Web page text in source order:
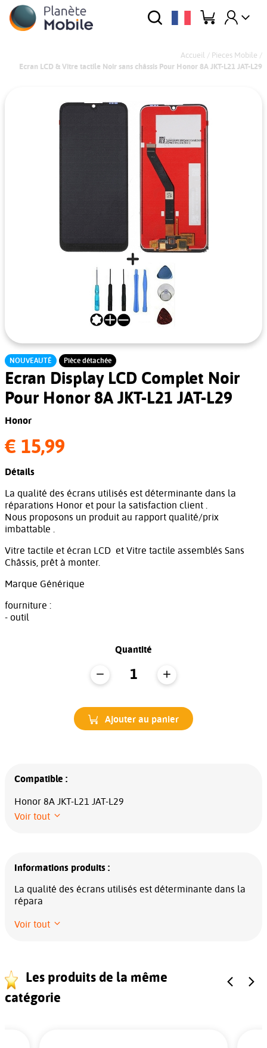
Accueil / Pieces Mobile /
Ecran LCD & Vitre tactile Noir sans châssis Pour Honor 8A JKT-L21 JAT-L29
NOUVEAUTÉ Pièce détachée
Ecran Display LCD Complet Noir
Pour Honor 8A JKT-L21 JAT-L29
Honor
€ 15,99
Détails
La qualité des écrans utilisés est déterminante dans la
réparations Honor et pour la satisfaction client .
Nous proposons un produit au rapport qualité/prix
imbattable .
Vitre tactile et écran LCD et Vitre tactile assemblés Sans
Châssis, prêt à monter.
Marque Générique
fourniture :
- outil
Quantité
Ajouter au panier
Compatible :
Honor 8A JKT-L21 JAT-L29
Voir tout
Informations produits :
La qualité des écrans utilisés est déterminante dans la
répara
Voir tout
Les produits de la même
catégorie